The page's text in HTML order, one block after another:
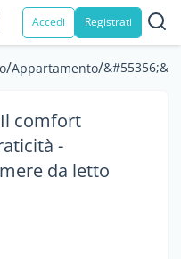
Accedi Registrati
/Appartamento/
comfort
-
da letto